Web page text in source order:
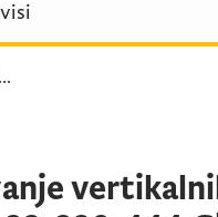
...